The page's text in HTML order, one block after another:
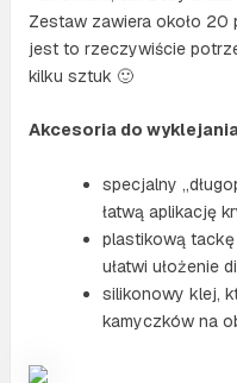
Zestaw zawiera około 20
jest to rzeczywiście
kilku sztuk 🙂
Akcesoria do
specjalny
łatwą aplikację
plastikową
ułatwi ułożenie
silikonowy klej,
kamyczków na